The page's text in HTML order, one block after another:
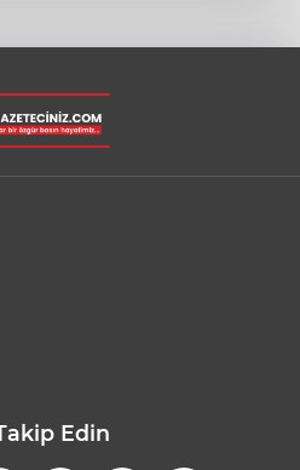
DEPO YANGINI BİNAYA
SÖNDÜRÜLDÜ
MAHSUR KALANLAR
Edin